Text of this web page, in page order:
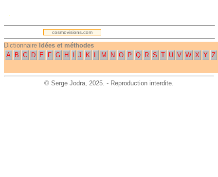
.
cosmovisions.com
Dictionnaire Idées et méthodes
A
B C D E F G H J K L M N O P Q R S T U V W X Y Z
© Serge Jodra, 2025. - Reproduction interdite.